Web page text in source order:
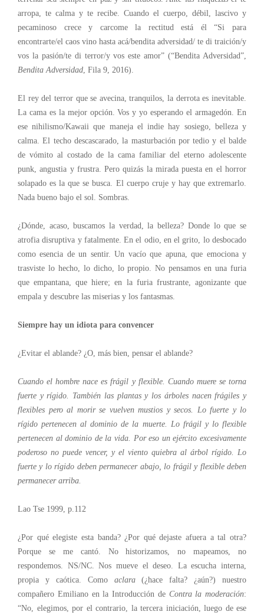
arropa, te calma y te recibe. Cuando el cuerpo, débil, lascivo y
pecaminoso crece y carcome la rectitud está él “Si para
encontrarte/el caos vino hasta acá/bendita adversidad/ te di traición/y
vos la pasión/te di terror/y vos este amor” (“Bendita Adversidad”,
Bendita Adversidad, Fila 9, 2016).
El rey del terror que se avecina, tranquilos, la derrota es inevitable.
La cama es la mejor opción. Vos y yo esperando el armagedón. En
ese nihilismo/Kawaii que maneja el indie hay sosiego, belleza y
calma. El techo descascarado, la masturbación por tedio y el balde
de vómito al costado de la cama familiar del eterno adolescente
punk, angustia y frustra. Pero quizás la mirada puesta en el horror
solapado es la que se busca. El cuerpo cruje y hay que extremarlo.
Nada bueno bajo el sol. Sombras.
¿Dónde, acaso, buscamos la verdad, la belleza? Donde lo que se
atrofia disruptiva y fatalmente. En el odio, en el grito, lo desbocado
como esencia de un sentir. Un vacío que apuna, que emociona y
trasviste lo hecho, lo dicho, lo propio. No pensamos en una furia
que empantana, que hiere; en la furia frustrante, agonizante que
empala y descubre las miserias y los fantasmas.
Siempre hay un idiota para convencer
¿Evitar el ablande? ¿O, más bien, pensar el ablande?
Cuando el hombre nace es frágil y flexible. Cuando muere se torna
fuerte y rígido. También las plantas y los árboles nacen frágiles y
flexibles pero al morir se vuelven mustios y secos. Lo fuerte y lo
rígido pertenecen al dominio de la muerte. Lo frágil y lo flexible
pertenecen al dominio de la vida. Por eso un ejército excesivamente
poderoso no puede vencer, y el viento quiebra al árbol rígido. Lo
fuerte y lo rígido deben permanecer abajo, lo frágil y flexible deben
permanecer arriba.
Lao Tse 1999, p.112
¿Por qué elegiste esta banda? ¿Por qué dejaste afuera a tal otra?
Porque se me cantó. No historizamos, no mapeamos, no
respondemos. NS/NC. Nos mueve el deseo. La escucha interna,
propia y caótica. Como aclara(¿hace falta? ¿aún?) nuestro
compañero Emiliano en la Introducción de Contra la moderación:
“No, elegimos, por el contrario, la tercera iniciación, luego de ese